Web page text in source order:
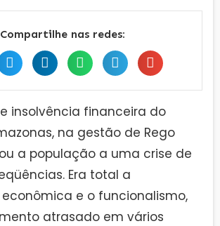
Compartilhe nas redes:
insolvência financeira do
na gestão de Rego
a população a uma crise de
Era total a
e o funcionalismo,
atrasado em vários